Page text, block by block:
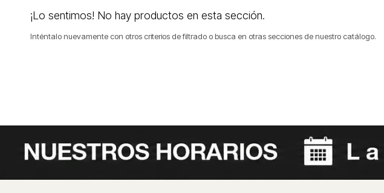
¡Lo sentimos! No hay productos en esta sección.
Inténtalo nuevamente con otros criterios de filtrado o busca en otras secciones de nuestro catálogo.